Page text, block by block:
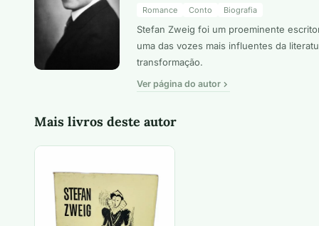
Romance Conto Biografia
Stefan Zweig foi um proeminente
uma das vozes mais influentes da
transformação.
Ver página do autor
Mais livros deste autor